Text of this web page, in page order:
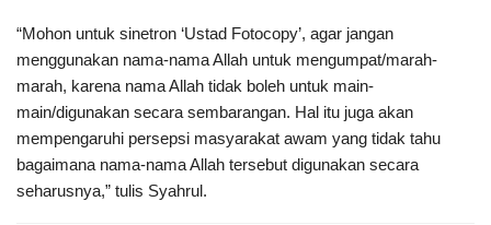
“Mohon untuk sinetron ‘Ustad Fotocopy’, agar jangan
menggunakan nama-nama Allah untuk mengumpat/marah-
marah, karena nama Allah tidak boleh untuk main-
main/digunakan secara sembarangan. Hal itu juga akan
mempengaruhi persepsi masyarakat awam yang tidak tahu
bagaimana nama-nama Allah tersebut digunakan secara
seharusnya,” tulis Syahrul.